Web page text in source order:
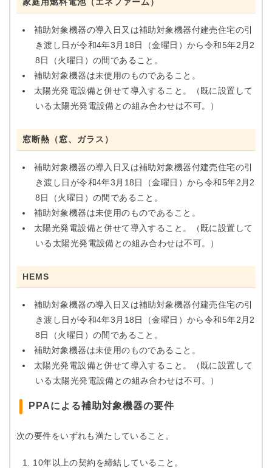
補助対象機器の導入日又は補助対象機器付建売住宅の引
き渡し日が令和4年3月18日（金曜日）から令和5年2月2
8日（火曜日）の間であること。
補助対象機器は未使用のものであること。
太陽光発電設備と併せて導入すること。（既に設置して
いる太陽光発電設備との組み合わせは不可。）
窓断熱（窓、ガラス）
補助対象機器の導入日又は補助対象機器付建売住宅の引
き渡し日が令和4年3月18日（金曜日）から令和5年2月2
8日（火曜日）の間であること。
補助対象機器は未使用のものであること。
太陽光発電設備と併せて導入すること。（既に設置して
いる太陽光発電設備との組み合わせは不可。）
HEMS
補助対象機器の導入日又は補助対象機器付建売住宅の引
き渡し日が令和4年3月18日（金曜日）から令和5年2月2
8日（火曜日）の間であること。
補助対象機器は未使用のものであること。
太陽光発電設備と併せて導入すること。（既に設置して
いる太陽光発電設備との組み合わせは不可。）
PPAによる補助対象機器の要件
次の要件をいずれも満たしていること。
10年以上の契約を締結していること。